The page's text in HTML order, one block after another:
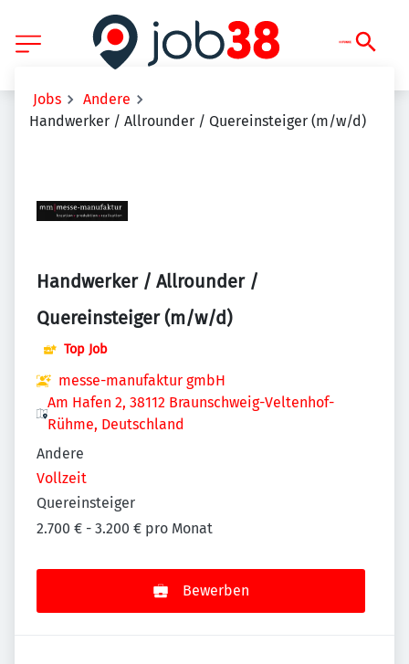
Jobs
Andere
Handwerker / Allrounder / Quereinsteiger (m/w/d)
Handwerker / Allrounder /
Quereinsteiger (m/w/d)
Top Job
messe-manufaktur gmbH
Am Hafen 2, 38112 Braunschweig-Veltenhof-
Rühme, Deutschland
Andere
Vollzeit
Quereinsteiger
2.700 € - 3.200 € pro Monat
Bewerben